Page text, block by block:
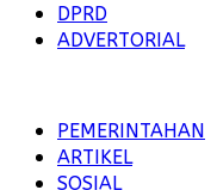
DPRD
ADVERTORIAL
PEMERINTAHAN
ARTIKEL
SOSIAL